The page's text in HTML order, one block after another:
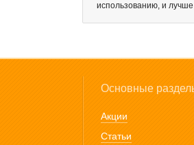
использованию, и
Основные
Акции
Статьи